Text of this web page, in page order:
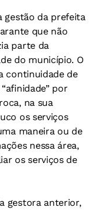
gestão da prefeita
que não
parte da
do município. O
continuidade de
por
na sua
os serviços
maneira ou de
nessa área,
os serviços de
gestora anterior,